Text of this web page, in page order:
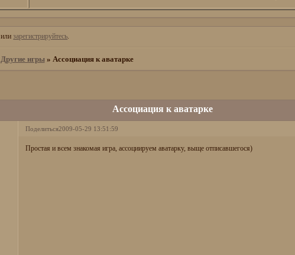
илизарегистрируйтесь.
Другие игры » Ассоциация к аватарке
Ассоциация к аватарке
Поделиться2009-05-29 13:51:59
Простая и всем знакомая игра, ассоциируем аватарку, выще отписавшегося)